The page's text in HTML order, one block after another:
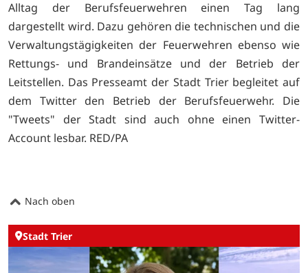
Alltag der Berufsfeuerwehren einen Tag lang
dargestellt wird. Dazu gehören die technischen und die
Verwaltungstägigkeiten der Feuerwehren ebenso wie
Rettungs- und Brandeinsätze und der Betrieb der
Leitstellen. Das Presseamt der Stadt Trier begleitet auf
dem Twitter den Betrieb der Berufsfeuerwehr. Die
"Tweets" der Stadt sind auch ohne einen Twitter-
Account lesbar. RED/PA
Nach oben
Stadt Trier